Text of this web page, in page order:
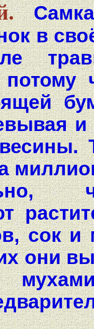
в
и
сок и
они